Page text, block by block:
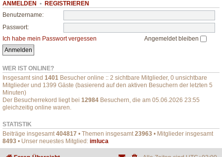
ANMELDEN • REGISTRIEREN
Benutzername:
Passwort:
Ich habe mein Passwort vergessen
Angemeldet bleiben
WER IST ONLINE?
Insgesamt sind 1401 Besucher online :: 2 sichtbare Mitglieder, 0 unsichtbare
Mitglieder und 1399 Gäste (basierend auf den aktiven Besuchern der letzten 5
Minuten)
Der Besucherrekord liegt bei 12984 Besuchern, die am 05.06.2026 23:55
gleichzeitig online waren.
STATISTIK
Beiträge insgesamt404817 • Themen insgesamt23963 • Mitglieder insgesamt
8493 • Unser neuestes Mitglied: imluca